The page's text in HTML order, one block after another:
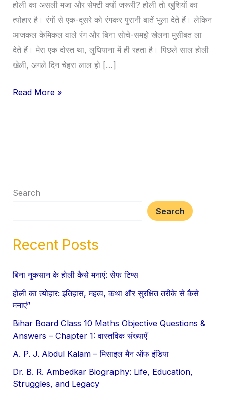
होली का असली मजा और सेफ्टी क्यों जरूरी? होली तो खुशियों का
त्योहार है। रंगों से एक-दूसरे को रंगकर पुरानी बातें भुला देते हैं। लेकिन
आजकल केमिकल वाले रंग और बिना सोचे-समझे खेलना मुसीबत ला
देते हैं। मेरा एक दोस्त था, लुधियाना में ही रहता है। पिछले साल होली
खेली, अगले दिन चेहरा लाल हो […]
कैसे
मनाएं:
सेफ
टिप्स
Read More »
Search
Search
Recent Posts
बिना नुकसान के होली कैसे मनाएं: सेफ टिप्स
होली का त्योहार: इतिहास, महत्व, कथा और सुरक्षित तरीके से कैसे
मनाएं”
Bihar Board Class 10 Maths Objective Questions &
Answers – Chapter 1: वास्तविक संख्याएँ
A. P. J. Abdul Kalam – मिसाइल मैन ऑफ इंडिया
Dr. B. R. Ambedkar Biography: Life, Education,
Struggles, and Legacy